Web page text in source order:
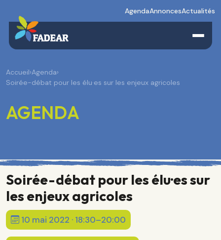
AgendaAnnoncesActualités
Accueil›Agenda›
Soirée-débat pour les élu·es sur les enjeux agricoles
AGENDA
Soirée-débat pour les élu·es sur
les enjeux agricoles
10 mai 2022 · 18:30–20:00